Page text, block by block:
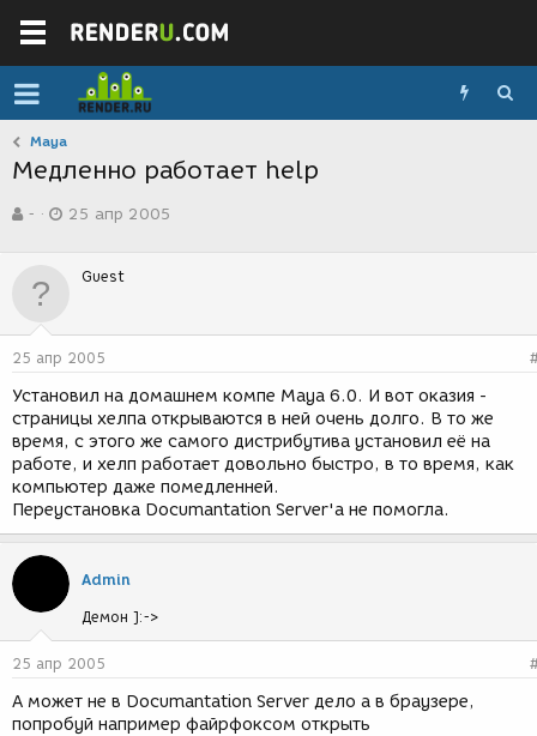
Maya
Медленно работает help
в
р
м
-
а
д
н
и
25 апр 2005
Guest
25 апр 2005
Установил на домашнем компе Maya 6.0. И вот оказия -
страницы хелпа открываются в ней очень долго. В то же
время, с этого же самого дистрибутива установил её на
работе, и хелп работает довольно быстро, в то время, как
компьютер даже помедленней.
Переустановка Documantation Server'a не помогла.
Admin
Демон ]:->
25 апр 2005
А может не в Documantation Server дело а в браузере,
попробуй например файрфоксом открыть